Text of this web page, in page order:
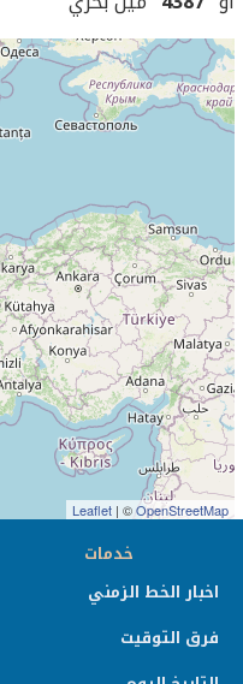
Leaflet | ©OpenStreetMap
خدمات
اخبار الخط الزمني
فرق التوقيت